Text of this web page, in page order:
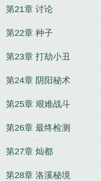
第21章 讨论
第22章 种子
第23章 打劫小丑
第24章 阴阳秘术
第25章 艰难战斗
第26章 最终检测
第27章 灿都
第28章 洛溪秘境